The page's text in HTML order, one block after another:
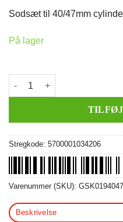
var:
79,00 kr..
er:
Sodsæt til 40/47mm
På lager
Sodsæt 40/47mm (NC) antal
Stregkode: 5700001034206
Varenummer (SKU):
Beskrivelse